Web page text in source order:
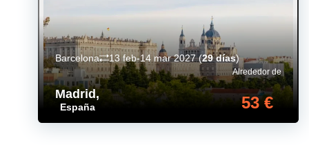
Madrid ,
España
Alrededor de
53 €
Barcelona 13 feb-14 mar 2027(29 días)